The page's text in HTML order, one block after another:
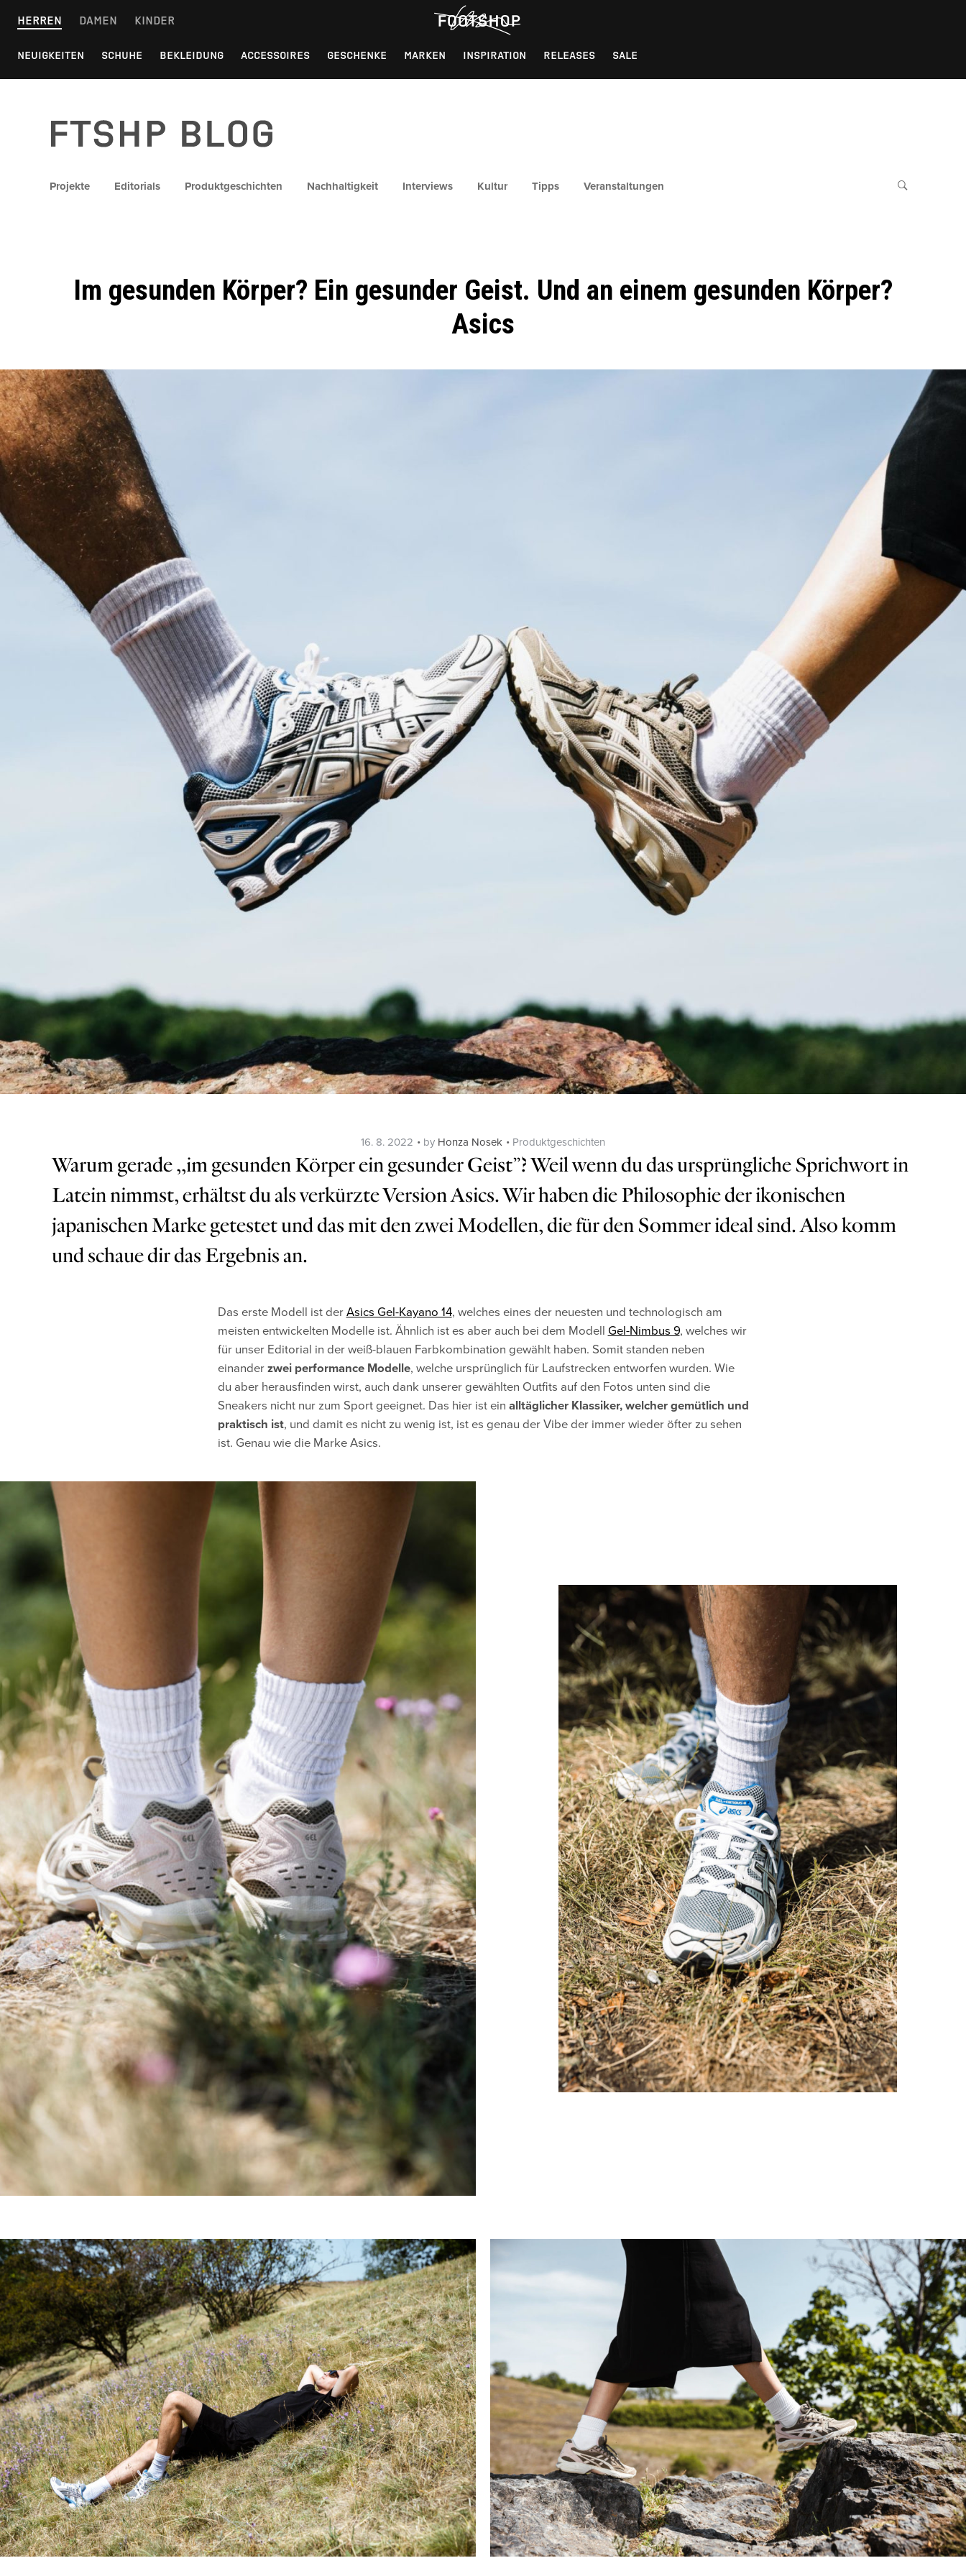
HERREN DAMEN KINDER
NEUIGKEITEN SCHUHE BEKLEIDUNG ACCESSOIRES GESCHENKE MARKEN INSPIRATION RELEASES SALE
FTSHP blog
Projekte Editorials Produktgeschichten Nachhaltigkeit Interviews Kultur Tipps Veranstaltungen
Im gesunden Körper? Ein gesunder Geist. Und an einem gesunden Körper?
Asics
Posted
on
16. 8. 2022 by Honza Nosek Categories
Produktgeschichten
Warum gerade ,,im gesunden Körper ein gesunder Geist’’? Weil wenn du das ursprüngliche Sprichwort in
Latein nimmst, erhältst du als verkürzte Version Asics. Wir haben die Philosophie der ikonischen
japanischen Marke getestet und das mit den zwei Modellen, die für den Sommer ideal sind. Also komm
und schaue dir das Ergebnis an.
Das erste Modell ist der Asics Gel-Kayano 14, welches eines der neuesten und technologisch am
meisten entwickelten Modelle ist. Ähnlich ist es aber auch bei dem Modell Gel-Nimbus 9, welches wir
für unser Editorial in der weiß-blauen Farbkombination gewählt haben. Somit standen neben
einander zwei performance Modelle, welche ursprünglich für Laufstrecken entworfen wurden. Wie
du aber herausfinden wirst, auch dank unserer gewählten Outfits auf den Fotos unten sind die
Sneakers nicht nur zum Sport geeignet. Das hier ist ein alltäglicher Klassiker, welcher gemütlich und
praktisch ist, und damit es nicht zu wenig ist, ist es genau der Vibe der immer wieder öfter zu sehen
ist. Genau wie die Marke Asics.